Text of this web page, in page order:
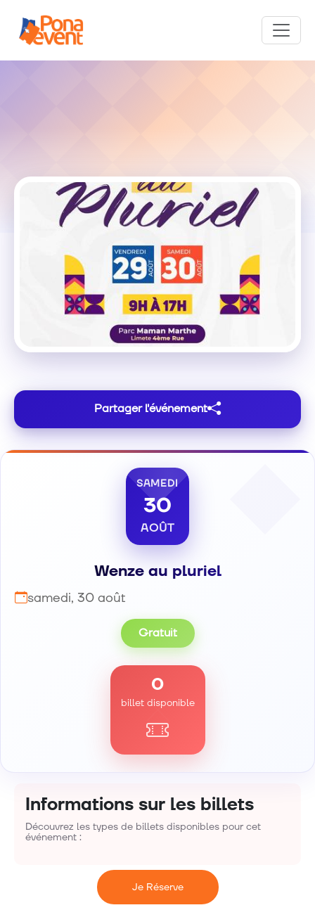
Partager l'événement
SAMEDI
30
AOÛT
Wenze au pluriel
samedi, 30 août
Gratuit
0
billet disponible
Informations sur les billets
Découvrez les types de billets disponibles pour cet
événement :
Je Réserve